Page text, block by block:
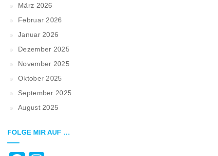
März 2026
Februar 2026
Januar 2026
Dezember 2025
November 2025
Oktober 2025
September 2025
August 2025
FOLGE MIR AUF …